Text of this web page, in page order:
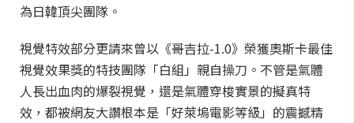
為日韓頂尖團隊。
視覺特效部分更請來曾以《哥吉拉-1.0》榮獲奧斯卡最佳
視覺效果獎的特技團隊「白組」親自操刀。不管是氣體
人長出血肉的爆裂視覺，還是氣體穿梭實景的擬真特
效，都被網友大讚根本是「好萊塢電影等級」的震撼精